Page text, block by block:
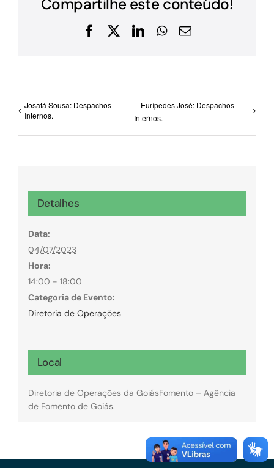
Compartilhe este conteúdo!
Facebook
X LinkedInWhatsApp
E-
Josafá Sousa: Despachos
Internos.
Eurípedes José: Despachos
Internos.
Detalhes
Data:
04/07/2023
Hora:
14:00 - 18:00
Categoria de Evento:
Diretoria de Operações
Local
Diretoria de Operações da GoiásFomento – Agência
de Fomento de Goiás.